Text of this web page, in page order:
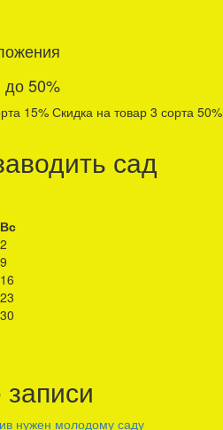
до 50%
15% Скидка на товар 3 сорта 50%
сад
Вс
2
9
16
23
30
нужен молодому саду